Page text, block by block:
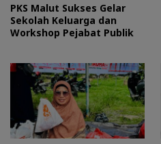
PKS Malut Sukses Gelar
Sekolah Keluarga dan
Workshop Pejabat Publik